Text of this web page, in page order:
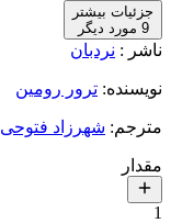
جزئیات بیشتر
9 مورد دیگر
ناشر : نردبان
نویسنده: ترور رومین
مترجم: شهرزاد فتوحی
مقدار
1